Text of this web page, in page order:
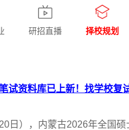
研招直播 择校规划
试资料库已上新！找学校复
），内蒙古2026年全国硕